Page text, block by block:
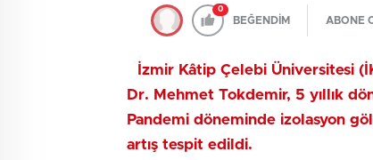
0
BEĞENDİM ABONE
İzmir Kâtip Çelebi Üniversitesi
Dr. Mehmet Tokdemir, 5 yıllık
Pandemi döneminde izolasyon
artış tespit edildi.